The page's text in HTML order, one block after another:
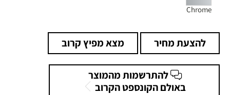
Chrome
להצעת מחיר מצא מפיץ קרוב
להתרשמות מהמוצר
באולם הקונספט הקרוב